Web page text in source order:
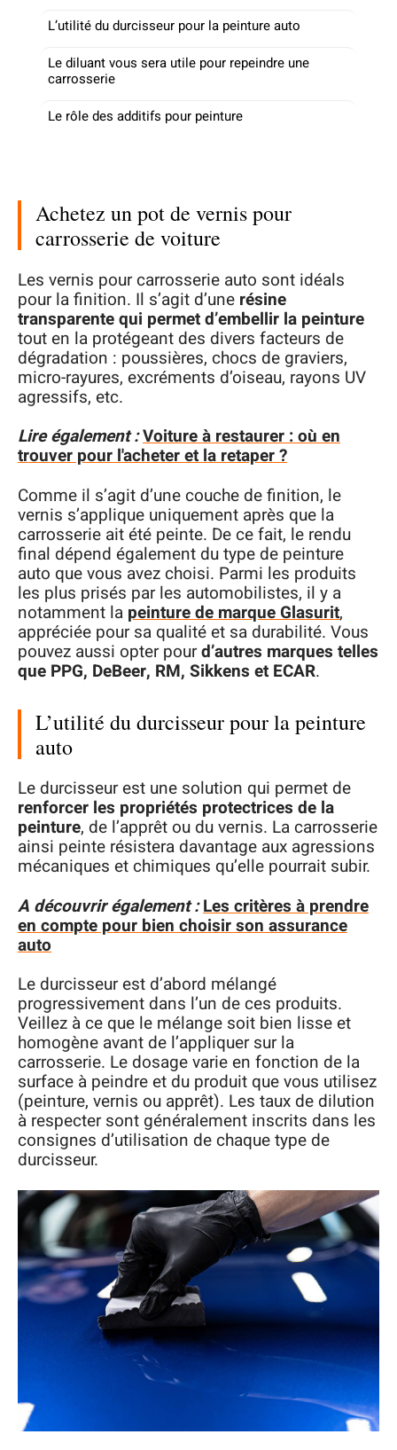
L’utilité du durcisseur pour la peinture auto
Le diluant vous sera utile pour repeindre une
carrosserie
Le rôle des additifs pour peinture
Achetez un pot de vernis pour
carrosserie de voiture
Les vernis pour carrosserie auto sont idéals
pour la finition. Il s’agit d’une résine
transparente qui permet d’embellir la peinture
tout en la protégeant des divers facteurs de
dégradation : poussières, chocs de graviers,
micro-rayures, excréments d’oiseau, rayons UV
agressifs, etc.
Lire également :Voiture à restaurer : où en
trouver pour l'acheter et la retaper ?
Comme il s’agit d’une couche de finition, le
vernis s’applique uniquement après que la
carrosserie ait été peinte. De ce fait, le rendu
final dépend également du type de peinture
auto que vous avez choisi. Parmi les produits
les plus prisés par les automobilistes, il y a
notamment la peinture de marque Glasurit,
appréciée pour sa qualité et sa durabilité. Vous
pouvez aussi opter pourd’autres marques telles
que PPG, DeBeer, RM, Sikkens et ECAR.
L’utilité du durcisseur pour la peinture
auto
Le durcisseur est une solution qui permet de
renforcer les propriétés protectrices de la
peinture, de l’apprêt ou du vernis. La carrosserie
ainsi peinte résistera davantage aux agressions
mécaniques et chimiques qu’elle pourrait subir.
A découvrir également : Les critères à prendre
en compte pour bien choisir son assurance
auto
Le durcisseur est d’abord mélangé
progressivement dans l’un de ces produits.
Veillez à ce que le mélange soit bien lisse et
homogène avant de l’appliquer sur la
carrosserie. Le dosage varie en fonction de la
surface à peindre et du produit que vous utilisez
(peinture, vernis ou apprêt). Les taux de dilution
à respecter sont généralement inscrits dans les
consignes d’utilisation de chaque type de
durcisseur.